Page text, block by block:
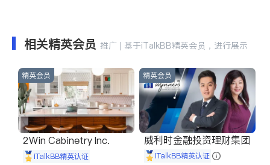
相关精英会员 推广 | 基于iTalkBB精英会员，进行展示
精英会员
2Win Cabinetry Inc.
iTalkBB精英认证
精英会员
威利时金融投资理财集团
iTalkBB精英认证